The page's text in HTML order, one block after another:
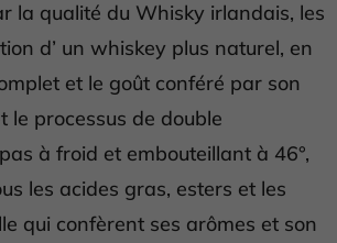
la qualité du Whisky irlandais, les
d’ un whiskey plus naturel, en
et le goût conféré par son
le processus de double
à froid et embouteillant à 46°,
les acides gras, esters et les
qui confèrent ses arômes et son